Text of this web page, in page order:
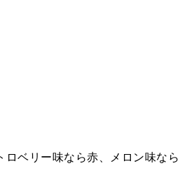
ベリー味なら赤、メロン味なら